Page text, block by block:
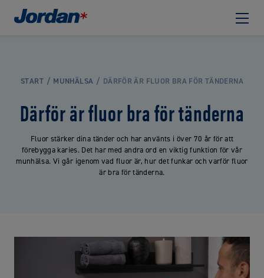
START MUNHÄLSA DÄRFÖR ÄR FLUOR BRA FÖR TÄNDERNA
Därför är fluor bra för tänderna
Fluor stärker dina tänder och har använts i över 70 år för att
förebygga karies. Det har med andra ord en viktig funktion för vår
munhälsa. Vi går igenom vad fluor är, hur det funkar och varför fluor
är bra för tänderna.